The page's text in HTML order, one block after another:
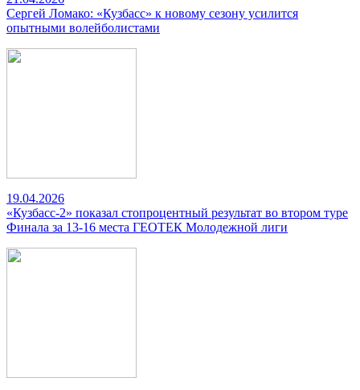
Сергей Ломако: «Кузбасс» к новому сезону усилится
опытными волейболистами
19.04.2026
«Кузбасс-2» показал стопроцентный результат во втором туре
Финала за 13-16 места ГЕОТЕК Молодежной лиги